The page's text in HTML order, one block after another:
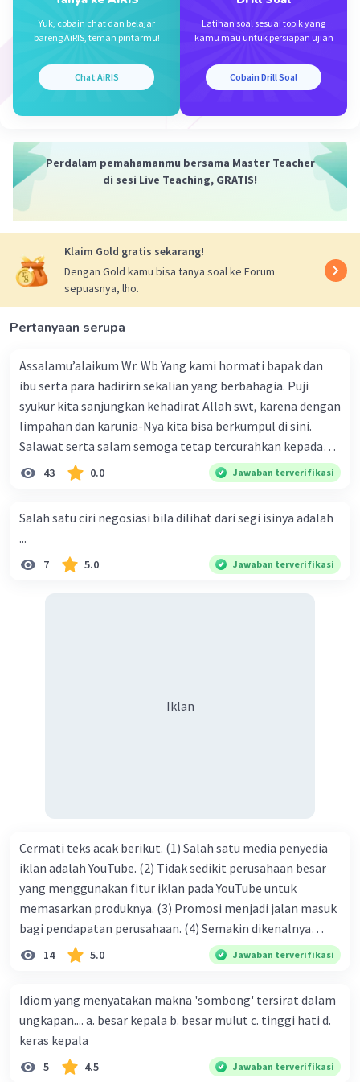
Yuk, cobain chat dan belajar
bareng AiRIS, teman pintarmu!
Chat AiRIS
Latihan soal sesuai topik yang
kamu mau untuk persiapan ujian
Cobain Drill Soal
Perdalam pemahamanmu bersama Master Teacher
di sesi Live Teaching, GRATIS!
Klaim Gold gratis sekarang!
Dengan Gold kamu bisa tanya soal ke Forum
sepuasnya, lho.
Pertanyaan serupa
Assalamu’alaikum Wr. Wb Yang kami hormati bapak dan
ibu serta para hadirirn sekalian yang berbahagia. Puji
syukur kita sanjungkan kehadirat Allah swt, karena dengan
limpahan dan karunia-Nya kita bisa berkumpul di sini.
Salawat serta salam semoga tetap tercurahkan kepada
junjungan Nabi besar Muhammad saw, karena beliau
menyiarkan agama yang haq, yakni agama islam, agama
ke dalam umat-Nya yang diberkahi. Amin ya rabbal alamin.
Hadirin sekalian yang berbahagia! Dirasa amat penting
sekali jiwa sosial untuk diterapkan di lingkungan keluarga,
limpahan karuniaNya kita bisa berkumpul di sini. Kalimat
43 0.0 Jawaban terverifikasi
Salah satu ciri negosiasi bila dilihat dari segi isinya adalah
...
7 5.0 Jawaban terverifikasi
Iklan
Cermati teks acak berikut. (1) Salah satu media penyedia
iklan adalah YouTube. (2) Tidak sedikit perusahaan besar
yang menggunakan fitur iklan pada YouTube untuk
memasarkan produknya. (3) Promosi menjadi jalan masuk
bagi pendapatan perusahaan. (4) Semakin dikenalnya
suatu produk oleh konsumen, semakin besar pula peluang
perusahaan kepada konsumen. Urutan yang tepat agar
menjadi teks eksposisi yang padu adalah .... A. (1)-(2)-(3)-
(4)-(5) B. (2)-(1)-(3)-(4)-(5) C. (3)-(1)-(2)-(5)-(4) D. (3)-(5)-
(4)-(1)-(2) E. (5)-(1)-(3)-(4)-(2)
14 5.0 Jawaban terverifikasi
Idiom yang menyatakan makna 'sombong' tersirat dalam
ungkapan.... a. besar kepala b. besar mulut c. tinggi hati d.
keras kepala
5 4.5 Jawaban terverifikasi